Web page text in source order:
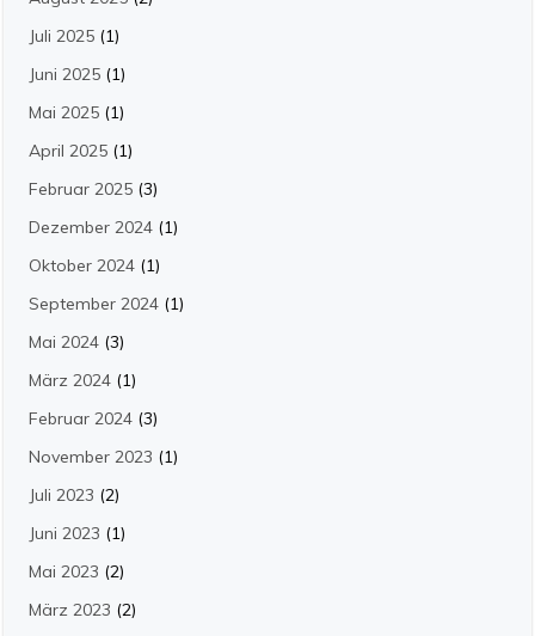
Juli 2025 (1)
Juni 2025 (1)
Mai 2025 (1)
April 2025 (1)
Februar 2025 (3)
Dezember 2024 (1)
Oktober 2024 (1)
September 2024 (1)
Mai 2024 (3)
März 2024 (1)
Februar 2024 (3)
November 2023 (1)
Juli 2023 (2)
Juni 2023 (1)
Mai 2023 (2)
März 2023 (2)